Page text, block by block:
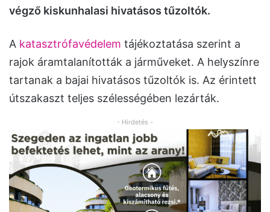
végző kiskunhalasi hivatásos tűzoltók.
A katasztrófavédelem tájékoztatása szerint a
rajok áramtalanították a járműveket. A helyszínre
tartanak a bajai hivatásos tűzoltók is. Az érintett
útszakaszt teljes szélességében lezárták.
- Hirdetés -